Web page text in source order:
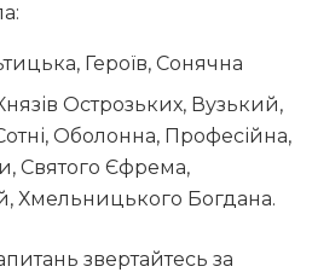
Героїв, Сонячна
Острозьких, Вузький,
Оболонна, Професійна,
Святого Єфрема,
Хмельницького Богдана.
звертайтесь за